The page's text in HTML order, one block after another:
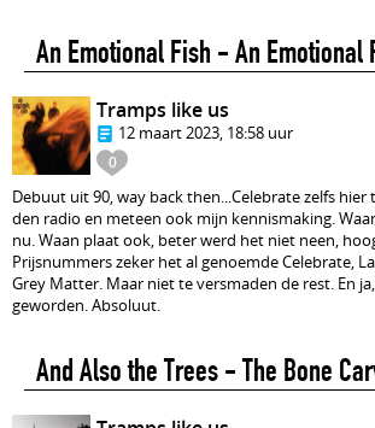
An Emotional Fish - An Emotional
0
Tramps like us
12 maart 2023, 18:58 uur
Debuut uit 90, way back then...Celebrate zelfs
den radio en meteen ook mijn kennismaking.
nu. Waan plaat ook, beter werd het niet neen,
Prijsnummers zeker het al genoemde Celebrate,
Grey Matter. Maar niet te versmaden de rest. En
geworden. Absoluut.
And Also the Trees - The Bone